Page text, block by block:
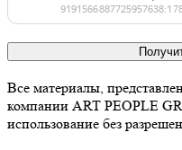
Все материалы,
компании ART PEOPLE
использование без